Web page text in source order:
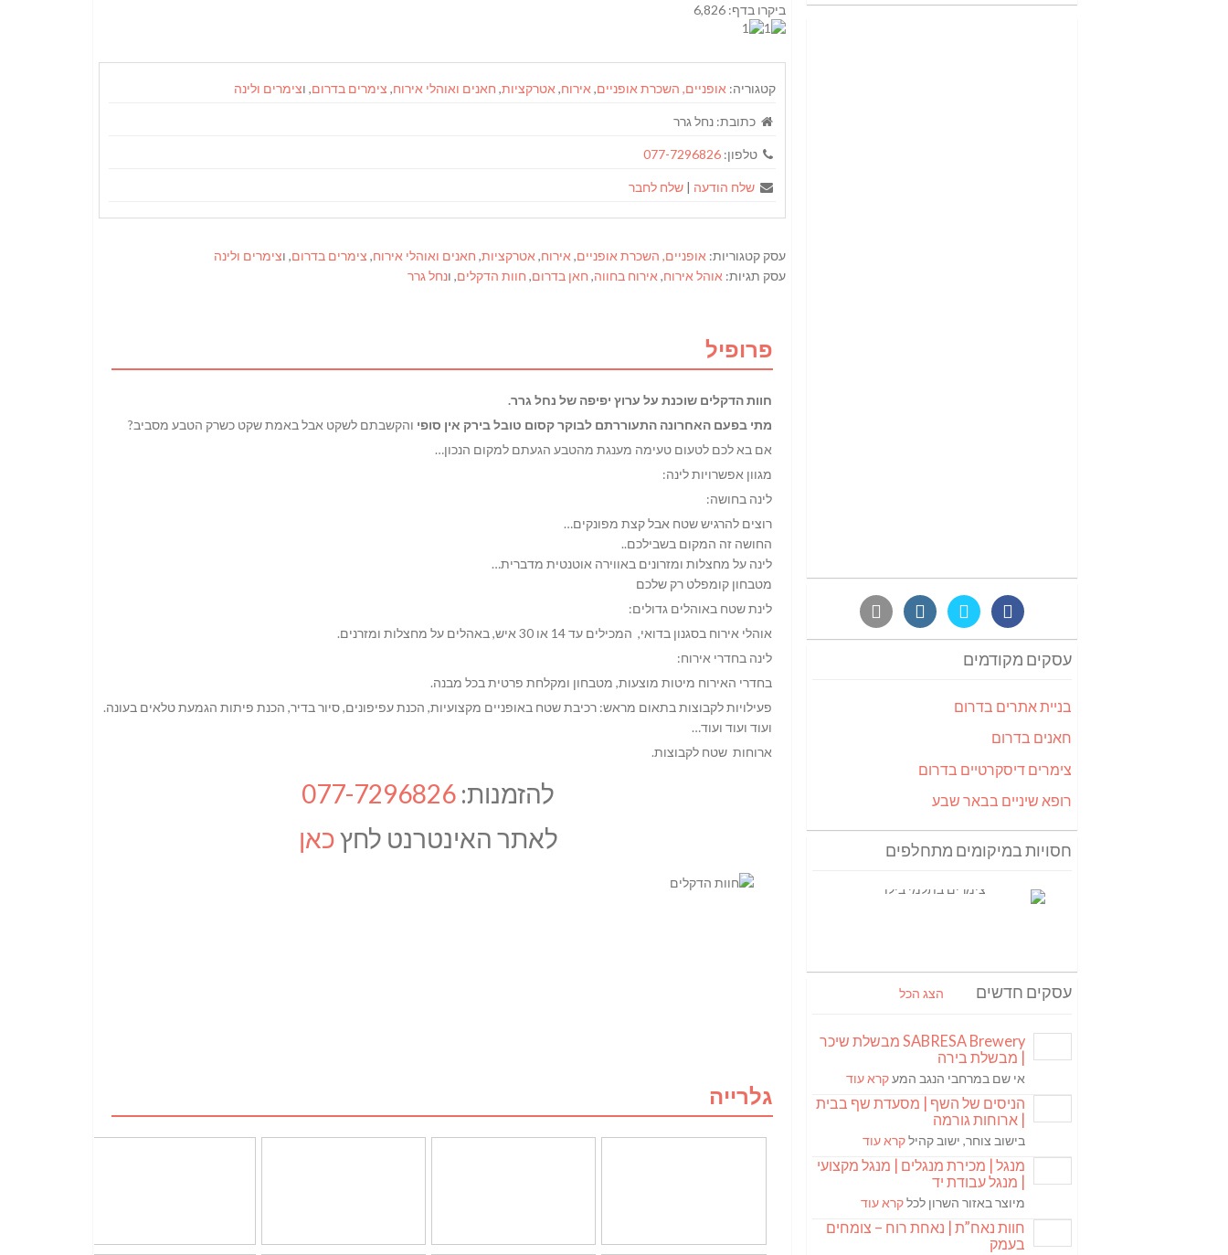
ביקרו בדף: 6,826
קטגוריה: אופניים, השכרת אופניים, אירוח, אטרקציות, חאנים ואוהלי אירוח, צימרים בדרום, וצימרים ולינה
כתובת:נחל גרר
טלפון:077-7296826
שלח הודעה |שלח לחבר
עסק קטגוריות: אופניים, השכרת אופניים, אירוח, אטרקציות, חאנים ואוהלי אירוח, צימרים בדרום, וצימרים ולינה
עסק תגיות: אוהל אירוח, אירוח בחווה, חאן בדרום, חוות הדקלים, ונחל גרר
פרופיל
חוות הדקלים שוכנת על ערוץ יפיפה של נחל גרר.
מתי בפעם האחרונה התעוררתם לבוקר קסום טובל בירק אין סופי והקשבתם לשקט אבל באמת שקט כשרק הטבע מסביב?
אם בא לכם לטעום טעימה מענגת מהטבע הגעתם למקום הנכון…
מגוון אפשרויות לינה:
לינה בחושה:
רוצים להרגיש שטח אבל קצת מפונקים…
החושה זה המקום בשבילכם..
לינה על מחצלות ומזרונים באווירה אוטנטית מדברית…
מטבחון קומפלט רק שלכם
לינת שטח באוהלים גדולים:
אוהלי אירוח בסגנון בדואי, המכילים עד 14 או 30 איש, באהלים על מחצלות ומזרנים.
לינה בחדרי אירוח:
בחדרי האירוח מיטות מוצעות, מטבחון ומקלחת פרטית בכל מבנה.
פעילויות לקבוצות בתאום מראש: רכיבת שטח באופניים מקצועיות, הכנת עפיפונים, סיור בדיר, הכנת פיתות הגמעת טלאים בעונה.
ועוד ועוד ועוד…
ארוחות שטח לקבוצות.
להזמנות: 077-7296826
לאתר האינטרנט לחץכאן
גלרייה
עסקים מקודמים
בניית אתרים בדרום
חאנים בדרום
צימרים דיסקרטיים בדרום
רופא שיניים בבאר שבע
חסויות במיקומים מתחלפים
עסקים חדשים הצג הכל
SABRESA Brewery מבשלת שיכר
| מבשלת בירה
אי שם במרחבי הנגב המעקרא עוד
הניסים של השף | מסעדת שף בבית
| ארוחות גורמה
בישוב צוחר, ישוב קהילקרא עוד
מנגל | מכירת מנגלים | מנגל מקצועי
| מנגל עבודת יד
מיוצר באזור השרון לכלקרא עוד
חוות נאח”ת | נאחת רוח – צומחים
בעמק